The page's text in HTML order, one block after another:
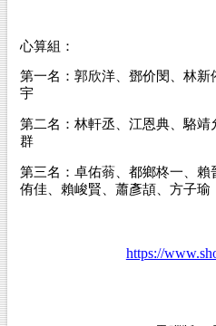
心算組：
第一名：郭欣洋、鄧价閔、林
宇
第二名：林軒丞、江恩典、駱
群
第三名：卓佑蓊、都鄉柊一、
侑佳、賴峻賢、蕭彥頡、方子瑜
https://